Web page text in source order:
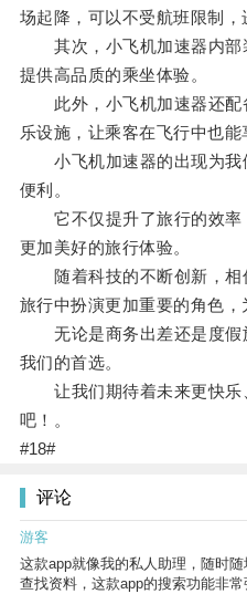
场起降，可以不受航班限制，
其次，小飞机加速器内部
提供高品质的乘坐体验。
此外，小飞机加速器还配
乐设施，让乘客在飞行中也能
小飞机加速器的出现为我
便利。
它不仅提升了旅行的效率
更加美好的旅行体验。
随着科技的不断创新，相
旅行中扮演更加重要的角色，
无论是商务出差还是度假
我们的首选。
让我们期待着未来更快乐
吧！。
#18#
评论
游客
这款app就像我的私人助理，随时
查找资料，这款app的搜索功能非